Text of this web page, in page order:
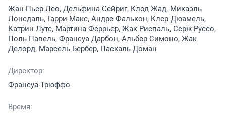
Жан-Пьер Лео, Дельфина Сейриг, Клод Жад, Микаэль
Лонсдаль, Гарри-Макс, Андре Фалькон, Клер Дюамель,
Катрин Лутс, Мартина Феррьер, Жак Риспаль, Серж Руссо,
Поль Павель, Франсуа Дарбон, Альбер Симоно, Жак
Делорд, Марсель Бербер, Паскаль Доман
Директор:
Франсуа Трюффо
Время: